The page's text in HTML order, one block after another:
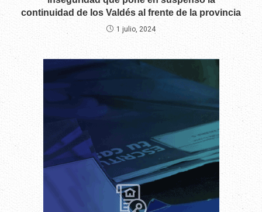
continuidad de los Valdés al frente de la provincia
1 julio, 2024